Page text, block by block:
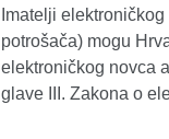
Imatelji
potrošača) mogu
elektroničkog novca
glave III. Zakona o